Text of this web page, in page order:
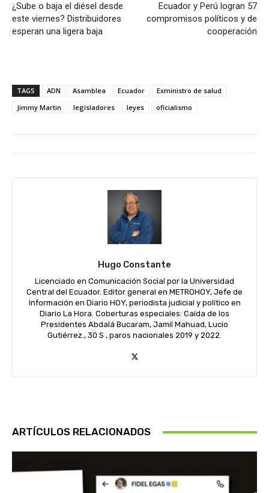
¿Sube o baja el diésel desde
este viernes? Distribuidores
esperan una ligera baja
Ecuador y Perú logran 57
compromisos políticos y de
cooperación
TAGS ADN Asamblea Ecuador
Exministro de salud
Jimmy Martin
legisladores leyes oficialismo
Hugo Constante
Licenciado en Comunicación Social por la Universidad
Central del Ecuador. Editor general en METROHOY, Jefe de
Información en Diario HOY, periodista judicial y político en
Diario La Hora. Coberturas especiales: Caída de los
Presidentes Abdalá Bucaram, Jamil Mahuad, Lucio
Gutiérrez., 30 S , paros nacionales 2019 y 2022.
ARTÍCULOS RELACIONADOS